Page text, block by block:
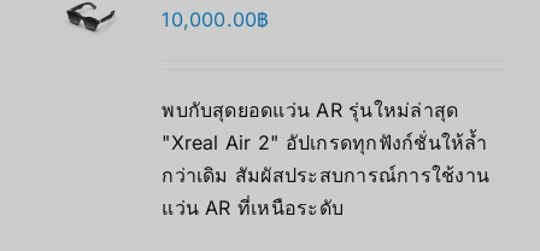
10,000.00฿
พบกับสุดยอดแว่น AR รุ่นใหม่ล่าสุด
"Xreal Air 2" อัปเกรดทุกฟังก์ชั่นให้ล้ำ
กว่าเดิม สัมผัสประสบการณ์การใช้งาน
แว่น AR ที่เหนือระดับ